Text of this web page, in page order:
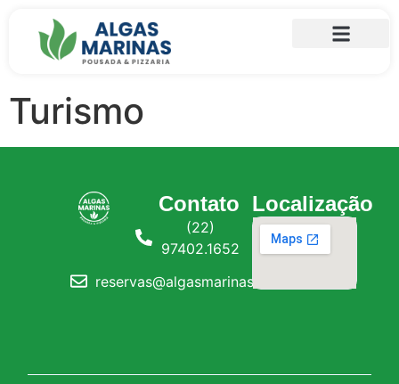
Turismo
Contato
(22)
97402.1652
reservas@algasmarinas.com.br
Localização